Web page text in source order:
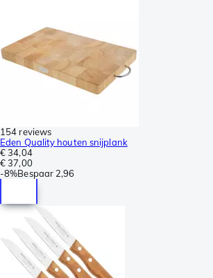
154 reviews
Eden Quality houten snijplank
€ 34,04
€ 37,00
-8%Bespaar 2,96